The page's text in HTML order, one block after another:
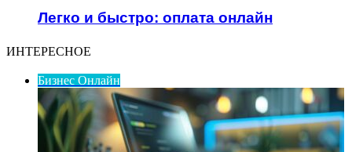
Легко и быстро: оплата онлайн
ИНТЕРЕСНОЕ
Бизнес Онлайн